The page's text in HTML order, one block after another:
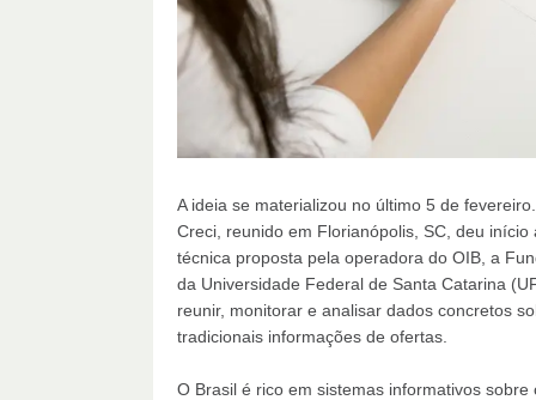
A ideia se materializou no último 5 de
Creci, reunido em Florianópolis, SC, deu
técnica proposta pela operadora do OIB, a
da Universidade Federal de Santa Catarina
reunir, monitorar e analisar dados concretos
tradicionais informações de ofertas.
O Brasil é rico em sistemas informativos